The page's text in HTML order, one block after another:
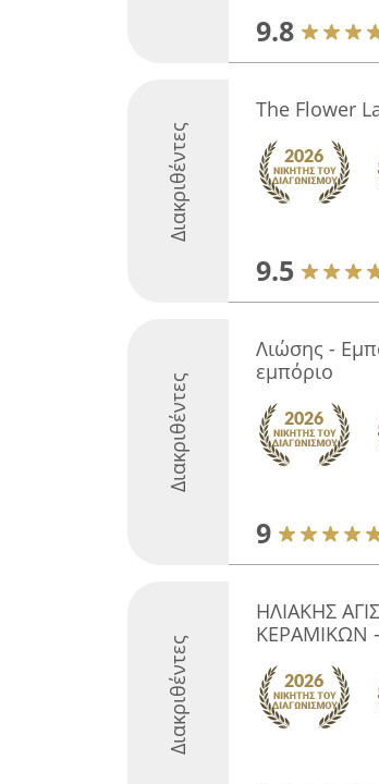
9.8
Διακριθέντες
The Flower
9.5
Διακριθέντες
Λιώσης -
εμπόριο
9
Διακριθέντες
ΗΛΙΑΚΗΣ
ΚΕΡΑΜΙΚΩΝ